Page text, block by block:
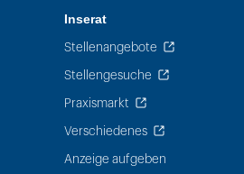
Inserat
Stellenangebote
Stellengesuche
Praxismarkt
Verschiedenes
Anzeige aufgeben